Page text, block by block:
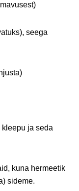
seega
kleepu ja seda
kuna hermeetik
sideme.